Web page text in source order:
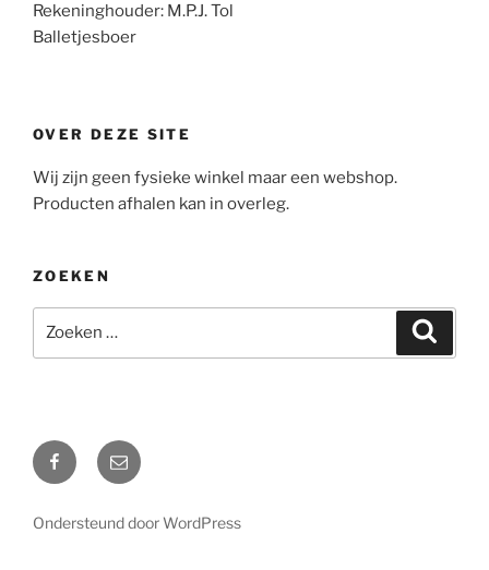
Rekeninghouder: M.P.J. Tol
Balletjesboer
OVER DEZE SITE
Wij zijn geen fysieke winkel maar een webshop.
Producten afhalen kan in overleg.
ZOEKEN
naar:
FacebookMail
Ondersteund door WordPress